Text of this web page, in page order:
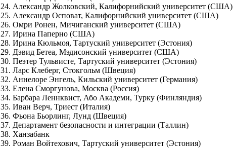
24. Александр Жолковский, Калифорнийский университет (США)
25. Александр Осповат, Калифорнийский университет (США)
26. Омри Ронен, Мичиганский университет (США)
27. Ирина Паперно (США)
28. Ирина Кюльмоя, Тартуский университет (Эстония)
29. Дэвид Бетеа, Мэдисонский университет (США)
30. Пеэтер Тульвисте, Тартуский университет (Эстония)
31. Ларс Клеберг, Стокгольм (Швеция)
32. Аннелоре Энгель, Кильский университет (Германия)
33. Елена Сморгунова, Москва (Россия)
34. Барбара Леннквист, Або Академи, Турку (Финляндия)
35. Иван Верч, Триест (Италия)
36. Фьона Бьорлинг, Лунд (Швеция)
37. Департамент безопасности и интеграции (Таллин)
38. Ханзабанк
39. Роман Войтехович, Тартуский университет (Эстония)